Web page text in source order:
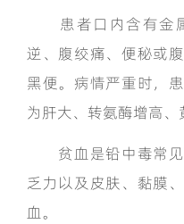
患者口内含有金
逆、腹绞痛、便秘或
黑便。病情严重时，
为肝大、转氨酶增高、
贫血是铅中毒常见
乏力以及皮肤、黏膜
血。